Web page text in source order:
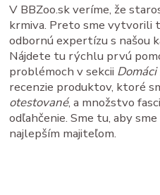
V BBZoo.sk veríme, že
krmiva. Preto sme vytvorili
odbornú expertízu s našou
Nájdete tu rýchlu prvú
problémoch v sekcii
recenzie produktov, ktoré
otestované, a množstvo
odľahčenie. Sme tu, aby
najlepším majiteľom.